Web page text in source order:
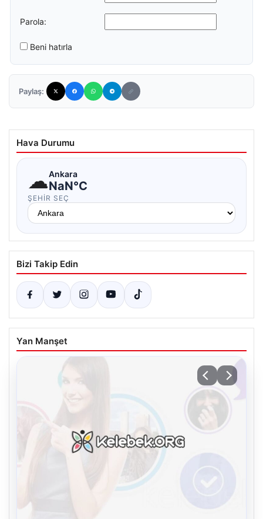
Parola:
Beni hatırla
Paylaş:
Hava Durumu
☁Ankara
NaN°C
ŞEHIR SEÇ
Bizi Takip Edin
Yan Manşet